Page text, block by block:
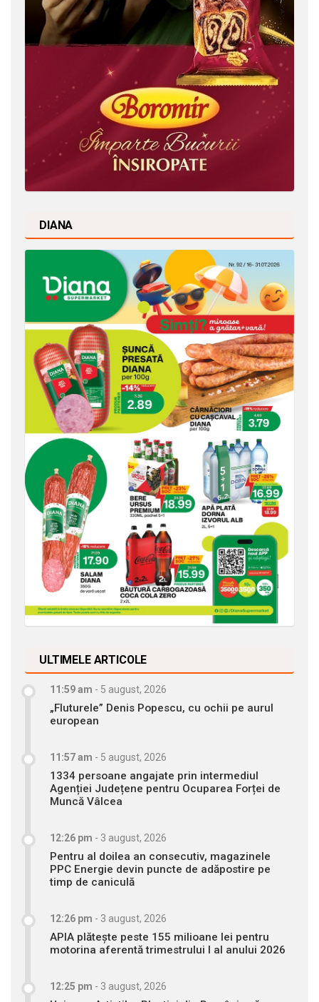
DIANA
ULTIMELE ARTICOLE
11:59 am - 5 august, 2026
„Fluturele” Denis Popescu, cu ochii pe aurul
european
11:57 am - 5 august, 2026
1334 persoane angajate prin intermediul
Agenției Județene pentru Ocuparea Forței de
Muncă Vâlcea
12:26 pm - 3 august, 2026
Pentru al doilea an consecutiv, magazinele
PPC Energie devin puncte de adăpostire pe
timp de caniculă
12:26 pm - 3 august, 2026
APIA plătește peste 155 milioane lei pentru
motorina aferentă trimestrului I al anului 2026
12:25 pm - 3 august, 2026